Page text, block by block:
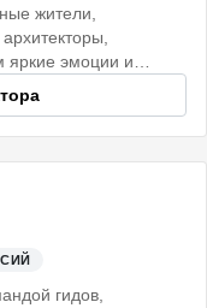
жители,
яркие эмоции и
гидов,